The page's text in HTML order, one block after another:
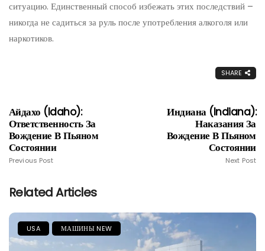
ситуацию. Единственный способ избежать этих последствий –
никогда не садиться за руль после употребления алкоголя или
наркотиков.
SHARE
Айдахо (Idaho):
Ответственность За
Вождение В Пьяном
Состоянии
Previous Post
Индиана (Indiana):
Наказания За
Вождение В Пьяном
Состоянии
Next Post
Related Articles
USA МАШИНЫ NEW